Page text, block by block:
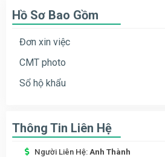
Hồ Sơ Bao Gồm
Đơn xin việc
CMT photo
Sổ hộ khẩu
Thông Tin Liên Hệ
Người Liên Hệ: Anh Thành